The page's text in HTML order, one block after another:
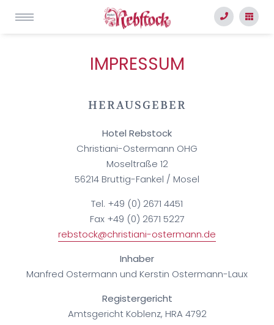
IMPRESSUM
HERAUSGEBER
Hotel Rebstock
Christiani-Ostermann OHG
Moseltraße 12
56214 Bruttig-Fankel / Mosel
Tel. +49 (0) 2671 4451
Fax +49 (0) 2671 5227
rebstock@christiani-ostermann.de
Inhaber
Manfred Ostermann und Kerstin Ostermann-Laux
Registergericht
Amtsgericht Koblenz, HRA 4792